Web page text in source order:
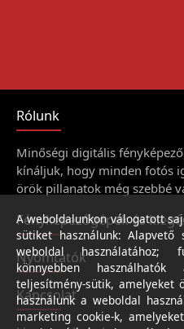
Rólunk
Minőségi digitális
kínáljuk, hogy minden fotós
örök pillanatok még szebbé
Fényképezőgépek és
Nyomtatók
Kapcsolat
A weboldalunkon válogatott
sütiket használunk: Alapvető
weboldal használatához;
könnyebben
teljesítmény-sütik, amelyeket
használunk a weboldal
marketing cookie-k,